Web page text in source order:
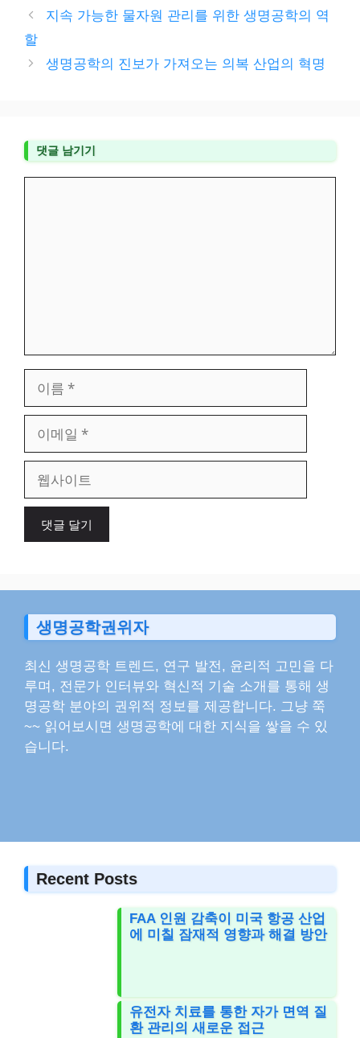
테
지속 가능한 물자원 관리를 위한 생명공학의 역
할
생명공학의 진보가 가져오는 의복 산업의 혁명
댓글 남기기
일
이
생명공학권위자
최신 생명공학 트렌드, 연구 발전, 윤리적 고민을 다
루며, 전문가 인터뷰와 혁신적 기술 소개를 통해 생
명공학 분야의 권위적 정보를 제공합니다. 그냥 쭉
~~ 읽어보시면 생명공학에 대한 지식을 쌓을 수 있
습니다.
Recent Posts
FAA 인원 감축이 미국 항공 산업
에 미칠 잠재적 영향과 해결 방안
유전자 치료를 통한 자가 면역 질
환 관리의 새로운 접근